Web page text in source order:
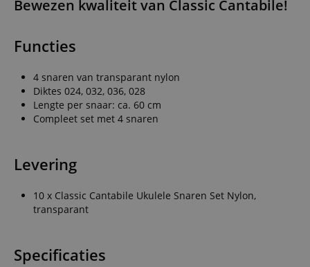
Bewezen kwaliteit van Classic Cantabile!
Functies
4 snaren van transparant nylon
Diktes 024, 032, 036, 028
Lengte per snaar: ca. 60 cm
Compleet set met 4 snaren
Levering
10 x Classic Cantabile Ukulele Snaren Set Nylon,
transparant
Specificaties